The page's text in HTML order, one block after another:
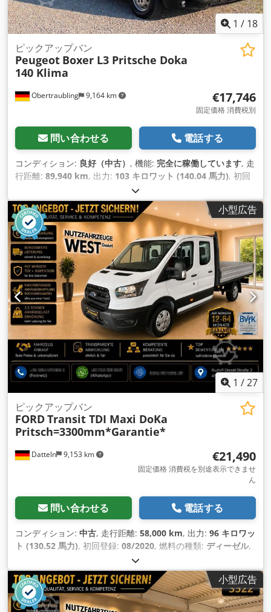
1 / 18
Obertraubling 9,164 km
ピックアップバン
Peugeot Boxer L3 Pritsche Doka
140 Klima
€17,746
固定価格 消費税別
問い合わせる 電話する
コンディション: 良好（中古） , 機能: 完全に稼働しています, 走
行距離: 89,940 km, 出力: 103 キロワット (140.04 馬力), 初回
ディーゼル
kg（キログラム）, 最大積載重量:1,315 kg（キログラム）, 総
重量:3,500 kg（キログラム）, 次回検査（TÜV）: 08/2028, 燃
料:ディーゼル, 燃料タンク容量: 90 l, 色: 白色, 運転席:その他,
変速方式:機械式, 排出クラス:ユーロ6, 座席数:7, 装備:
ABS（アンチロック・ブレーキ・システム）, EBS（電子制動シ
ステム）, エアコン, エアバッグ, クルーズコントロール, セント
ラルロック, タイヤ空気圧監視, トラック登録, トレーラー連結
装置, パワーステアリング, ブルートゥース, 坂道発進補助, 整備
記録全完備, 禁煙車両, 車両登録, 車載コンピュータ, 電動ミラ
ー, 電子安定制御プログラム (ESP)
,
小型広告
1 /27
Datteln 9,153 km
ピックアップバン
FORDTransit TDI Maxi DoKa
Pritsch=3300mm*Garantie*
€21,490
固定価格 消費税を別途表示できませ
ん
問い合わせる 電話する
コンディション: 中古, 走行距離: 58,000 km, 出力: 96 キロワッ
ト (130.52 馬力), 初回登録: 08/2020, 燃料の種類: ディーゼル,
3,500 kg（キログラム）
排出クラス:ユーロ6, 座席数:7, 全長:6,600 mm, 全幅:2,200
mm, 全高:2,350 mm, 荷室長:3,300 mm, 荷室幅:2,150 mm,
装備:ABS（アンチロック・ブレーキ・システム）, すすフィル
ター, セントラルロック,
小型広告